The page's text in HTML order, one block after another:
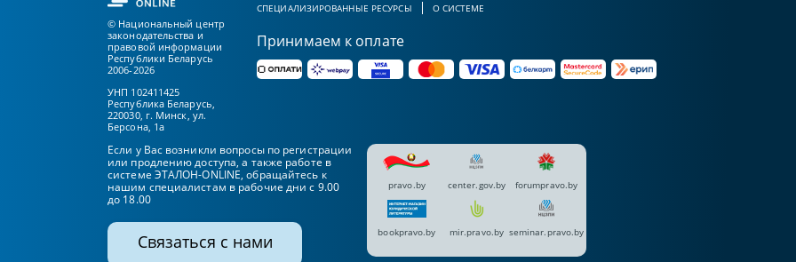
© Национальный центр
законодательства и
правовой информации
Республики Беларусь
2006-2026
УНП 102411425
Республика Беларусь,
220030, г. Минск, ул.
Берсона, 1а
СПЕЦИАЛИЗИРОВАННЫЕ РЕСУРСЫ
О СИСТЕМЕ
Принимаем к оплате
Если у Вас возникли вопросы по регистрации
или продлению доступа, а также работе в
системе ЭТАЛОН-ONLINE, обращайтесь к
нашим специалистам в рабочие дни с 9.00
до 18.00
Связаться с нами
pravo.by center.gov.by forumpravo.by
bookpravo.by mir.pravo.by seminar.pravo.by